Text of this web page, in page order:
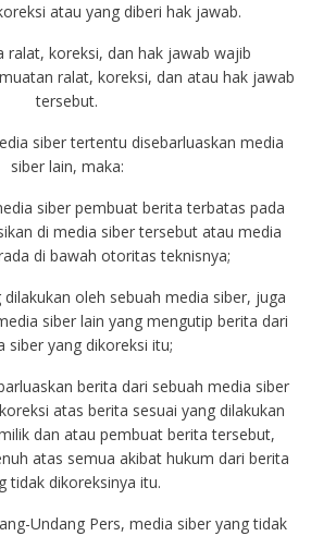
atau yang diberi hak jawab.
ralat, koreksi, dan hak jawab wajib
ralat, koreksi, dan atau hak jawab
tersebut.
siber tertentu disebarluaskan media
siber lain, maka:
siber pembuat berita terbatas pada
di media siber tersebut atau media
di bawah otoritas teknisnya;
oleh sebuah media siber, juga
siber lain yang mengutip berita dari
siber yang dikoreksi itu;
berita dari sebuah media siber
atas berita sesuai yang dilakukan
dan atau pembuat berita tersebut,
atas semua akibat hukum dari berita
tidak dikoreksinya itu.
Undang Pers, media siber yang tidak